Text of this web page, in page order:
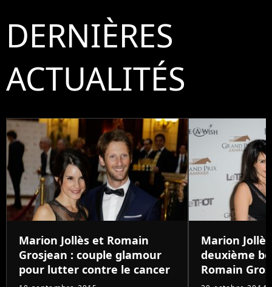
DERNIÈRES
ACTUALITÉS
Marion Jollès et Romain
Grosjean : couple glamour
pour lutter contre le cancer
Marion
deuxième
Romain